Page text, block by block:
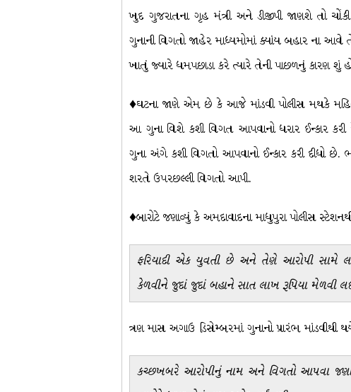
ખુદ ગુજરાતના ગૃહ મંત્રી અને ડીજીપી જાણશે તો
ગુનાની વિગતો જાહેર માધ્યમોમાં ક્યાંય બહાર ના
ખાતું જ્યારે ધમપછાડા કરે ત્યારે તેની પાછળનું કારણ શું
♦ઘટના જાણે એમ છે કે આજે માંડવી પોલીસ મથકે
આ ગુના વિશે કશી વિગત આપવાનો ધરાર ઈન્કાર કરી
ગુના અંગે કશી વિગતો આપવાનો ઈન્કાર કરી દીધો
શરતે ઉપરછલ્લી વિગતો આપી.
♦બારોટે જણાવ્યું કે અમદાવાદના માધુપુરા પોલીસ
ફરિયાદી એક યુવતી છે અને તેણે આરોપી સામે
કેળવીને જુદાં જુદાં બહાને સાત લાખ રૂપિયા મેળવી
ત્રણ માસ અગાઉ ડિસેમ્બરમાં ગુનાનો પ્રારંભ
કચ્છખબરે આરોપીનું નામ અને વિગતો આપવા